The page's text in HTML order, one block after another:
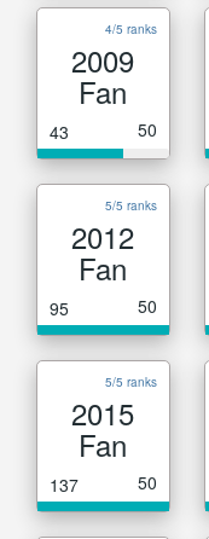
4/5 ranks
2009
Fan
43 50
5/5 ranks
2012
Fan
95 50
5/5 ranks
2015
Fan
137 50